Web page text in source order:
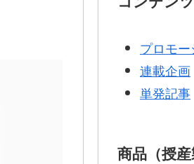
プロモ
連載企画
単発記事
商品（授